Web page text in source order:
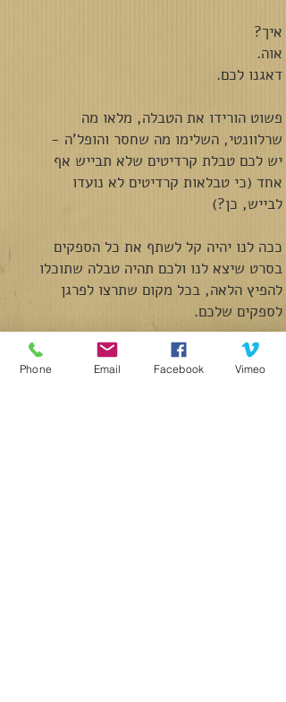
איך?
אוה.
דאגנו לכם.
פשוט הורידו את הטבלה, מלאו מה
שרלוונטי, השלימו מה שחסר והופל'ה -
יש לכם טבלת קרדיטים שלא תבייש אף
אחד (כי טבלאות קרדיטים לא נועדו
לבייש, כן?)
ככה לנו יהיה קל לשתף את כל הספקים
בסרט שיצא לנו ולכם תהיה טבלה שתוכלו
להפיץ הלאה, בכל מקום שתרצו לפרגן
לספקים שלכם.
Phone Email Facebook Vimeo